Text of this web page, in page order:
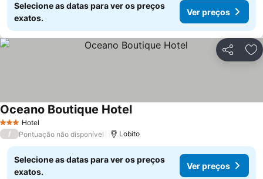
Selecione as datas para ver os preços
exatos.
Ver preços
Partilhar
3 EstrelasHotel
Oceano Boutique HotelVer preços
/ Pontuação não disponível Lobito
Selecione as datas para ver os preços
exatos.
Ver preços